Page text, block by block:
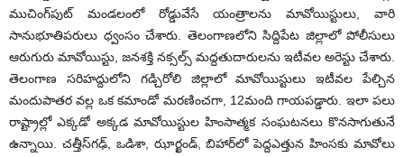
ముచింగ్‌పుట్ మండలంలో రోడ్డువేసే యంత్రాలను మావోయిస్టులు, వారి
సానుభూతిపరులు ధ్వంసం చేశారు. తెలంగాణలోని సిద్దిపేట జిల్లాలో పోలీసులు
ఆరుగురు మావోయిస్టు, జనశక్తి నక్సల్స్ మద్దతుదారులను ఇటీవల అరెస్టు చేశారు.
తెలంగాణ సరిహద్దులోని గడ్చిరోలి జిల్లాలో మావోయిస్టులు ఇటీవల పేల్చిన
మందుపాతర వల్ల ఒక కమాండో మరణించగా, 12మంది గాయపడ్డారు. ఇలా పలు
రాష్ట్రాల్లో ఎక్కడో అక్కడ మావోయిస్టుల హింసాత్మక సంఘటనలు కొనసాగుతునే
ఉన్నాయి. చత్తీస్‌గఢ్, ఒడిశా, ఝార్ఖండ్, బిహార్‌లో పెద్దఎత్తున హింసకు మావోలు